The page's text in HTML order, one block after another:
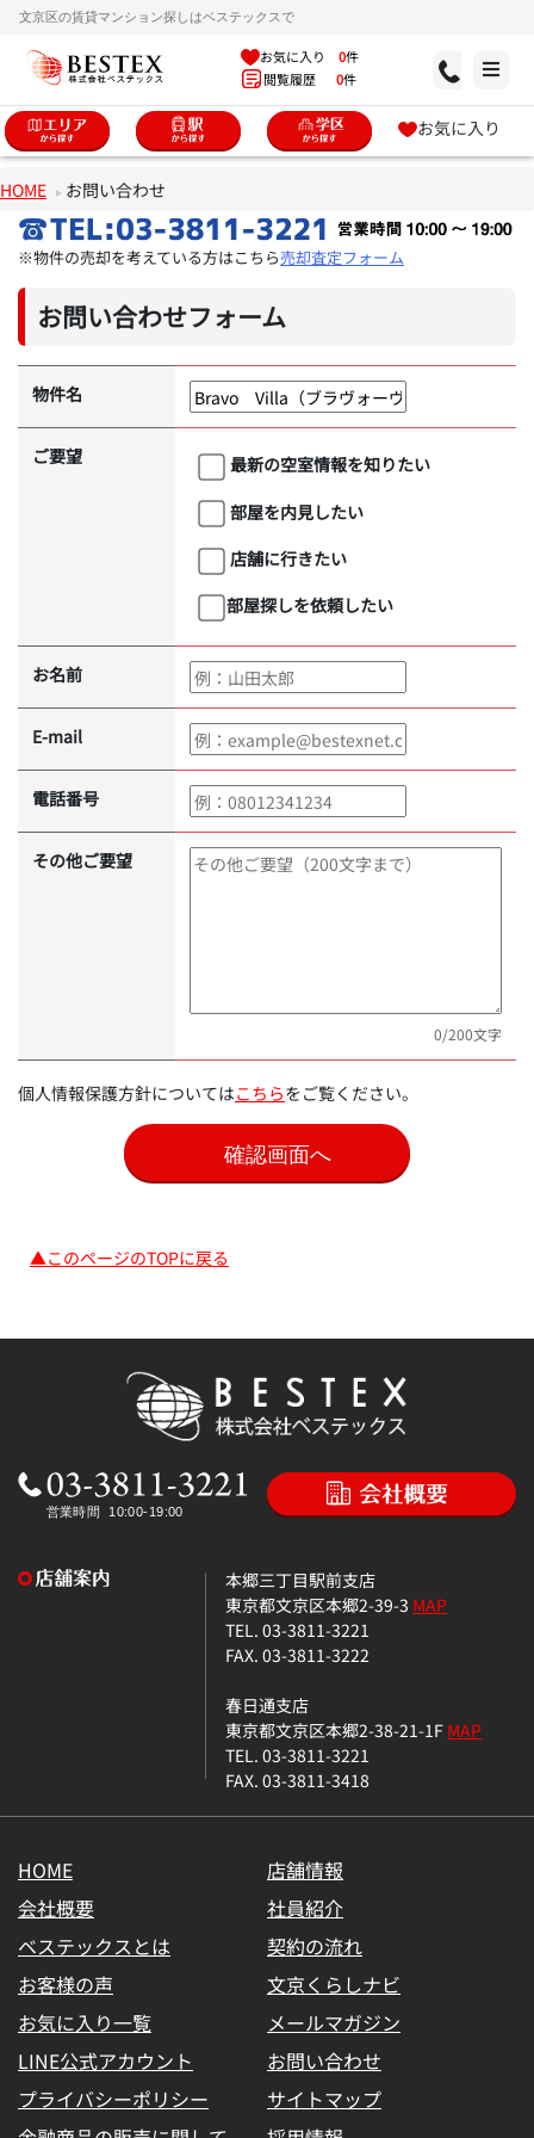
文京区の賃貸マンション探しはベステックスで
お気に入り 0件
閲覧履歴 0件
お気に入り
HOME お問い合わせ
※物件の売却を考えている方はこちら売却査定フォーム
お問い合わせフォーム
物件名
ご要望
最新の空室情報を知りたい
部屋を内見したい
店舗に行きたい
部屋探しを依頼したい
お名前
E-mail
電話番号
その他ご要望
0/200文字
個人情報保護方針についてはこちらをご覧ください。
▲このページのTOPに戻る
本郷三丁目駅前支店
東京都文京区本郷2-39-3 MAP
TEL. 03-3811-3221
FAX. 03-3811-3222
春日通支店
東京都文京区本郷2-38-21-1FMAP
TEL. 03-3811-3221
FAX. 03-3811-3418
HOME
店舗情報
会社概要
社員紹介
ベステックスとは
契約の流れ
お客様の声
文京くらしナビ
お気に入り一覧
メールマガジン
LINE公式アカウント
お問い合わせ
プライバシーポリシー
サイトマップ